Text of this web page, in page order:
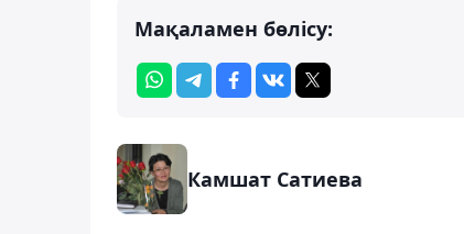
Мақаламен бөлісу:
Камшат Сатиева